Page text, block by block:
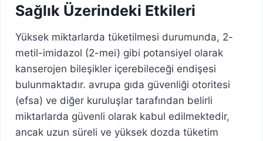
Sağlık Üzerindeki Etkileri
Yüksek miktarlarda tüketilmesi durumunda, 2-
metil-imidazol (2-mei) gibi potansiyel olarak
kanserojen bileşikler içerebileceği endişesi
bulunmaktadır. avrupa gıda güvenliği otoritesi
(efsa) ve diğer kuruluşlar tarafından belirli
miktarlarda güvenli olarak kabul edilmektedir,
ancak uzun süreli ve yüksek dozda tüketim